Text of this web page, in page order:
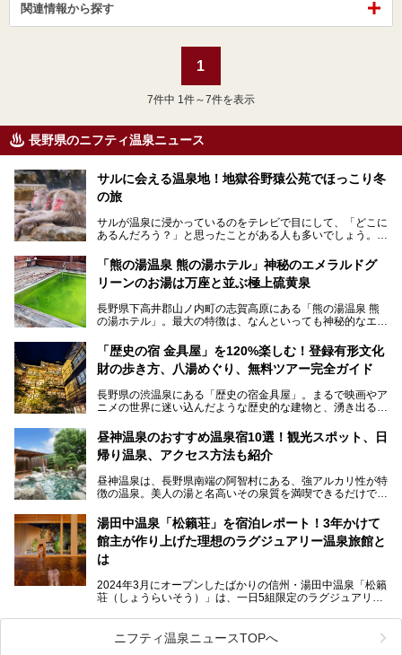
関連情報から探す
1
7件中 1件～7件を表示
長野県のニフティ温泉ニュース
サルに会える温泉地！地獄谷野猿公苑でほっこり冬
の旅
サルが温泉に浸かっているのをテレビで目にして、「どこに
あるんだろう？」と思ったことがある人も多いでしょう。
この微笑ましい光景は、長野県にある「地獄谷野猿公苑」で
見られるもので、野生のサルが雪景色の中で温泉に浸かる姿
を間近で観察できます。
本記事では、地獄谷野猿公苑の魅力や見どころ、サルと温泉
との関係性、地獄谷周辺の観光スポットについて紹介しま
ので、野生のサルを観察する貴重な自然体験と温泉をあわせ
て楽しみたい人は、ぜひ参考にしてください。
「熊の湯温泉 熊の湯ホテル」神秘のエメラルドグ
リーンのお湯は万座と並ぶ極上硫黄泉
長野県下高井郡山ノ内町の志賀高原にある「熊の湯温泉 熊
の湯ホテル」。最大の特徴は、なんといっても神秘的なエメ
リピートするファンも多い温泉です。冬はスキーと一緒に楽
しみたい極上の温泉を紹介します。
「歴史の宿 金具屋」を120%楽しむ！登録有形文化
財の歩き方、八湯めぐり、無料ツアー完全ガイド
長野県の渋温泉にある「歴史の宿金具屋」。まるで映画やア
ニメの世界に迷い込んだような歴史的な建物と、湧き出る温
を隅々まで楽しみたいですよね。この記事では、金具屋での
滞在を最高の思い出にするための「楽しみ方」を徹底的にご
紹介します！
昼神温泉のおすすめ温泉宿10選！観光スポット、日
帰り温泉、アクセス方法も紹介
昼神温泉は、長野県南端の阿智村にある、強アルカリ性が特
徴の温泉。美人の湯と名高いその泉質を満喫できるだけでな
昼神温泉では、朝市などの観光スポットや、信州名物のおや
きを楽しめるグルメスポットなど、観光を楽しむにはぴった
りの場所が豊富にあります。
この記事では、昼神温泉での滞在を充実させる宿泊施設や日
帰り温泉、見どころ満載の観光・グルメスポットに加え、ア
クセス方法も順に紹介します。
湯田中温泉「松籟荘」を宿泊レポート！3年かけて
館主が作り上げた理想のラグジュアリー温泉旅館と
は
2024年3月にオープンしたばかりの信州・湯田中温泉「松籟
荘（しょうらいそう）」は、一日5組限定のラグジュアリー
ライベートに楽しめる非日常感が味わえます。また宿泊者は
道向かいの「よろづや」の大浴場「桃山風呂」や共同浴場の
「湯田中大湯」も利用ができます。
ニフティ温泉ニュースTOPへ